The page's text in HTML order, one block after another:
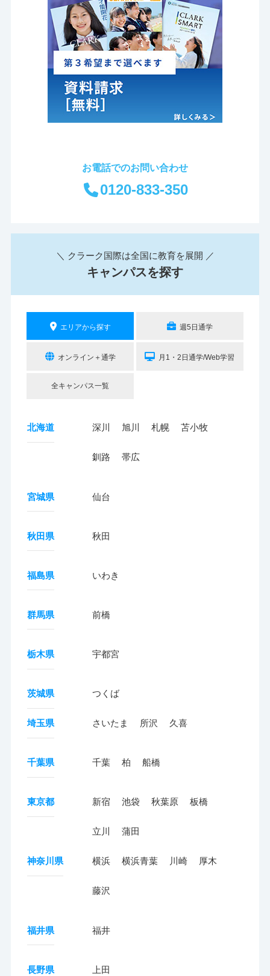
お電話でのお問い合わせ
0120-833-350
＼ クラーク国際は全国に教育を展開 ／
キャンパスを探す
エリアから探す 週5日通学
オンライン＋通学 月1・2日通学/Web学習
全キャンパス一覧
北海道 深川 旭川 札幌 苫小牧
釧路 帯広
宮城県 仙台
秋田県 秋田
福島県 いわき
群馬県 前橋
栃木県 宇都宮
茨城県 つくば
埼玉県 さいたま 所沢 久喜
千葉県 千葉 柏 船橋
東京都 新宿 池袋 秋葉原 板橋
立川 蒲田
神奈川県 横浜 横浜青葉 川崎 厚木
藤沢
福井県 福井
長野県 上田